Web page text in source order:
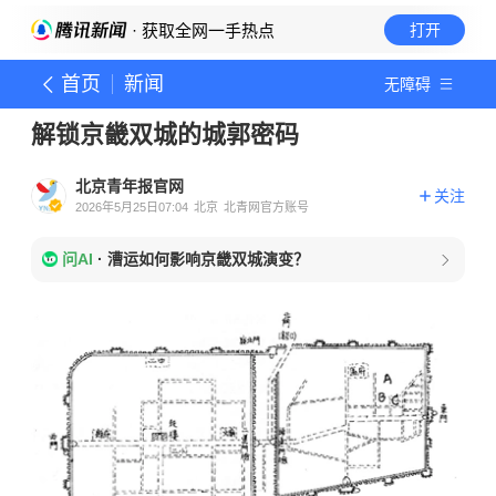
· 获取全网一手热点 打开
首页 新闻 无障碍
解锁京畿双城的城郭密码
北京青年报官网
2026年5月25日07:04 北京 北青网官方账号
关注
问AI · 漕运如何影响京畿双城演变？